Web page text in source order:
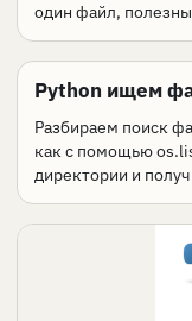
один файл,
Python ищем
Разбираем поиск
как с помощью
директории и